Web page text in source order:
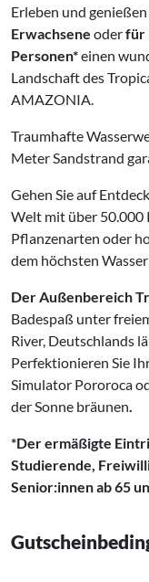
Erleben und
Erwachsene oderfür
Personen*einen
Landschaft des
AMAZONIA.
Traumhafte
Meter Sandstrand
Gehen Sie auf
Welt mit über 50.000
Pflanzenarten oder
dem höchsten
Der Außenbereich
Badespaß unter
River, Deutschlands
Perfektionieren Sie
Simulator Pororoca
der Sonne bräunen
*Der ermäßigte
Studierende,
Senior:innen ab 65